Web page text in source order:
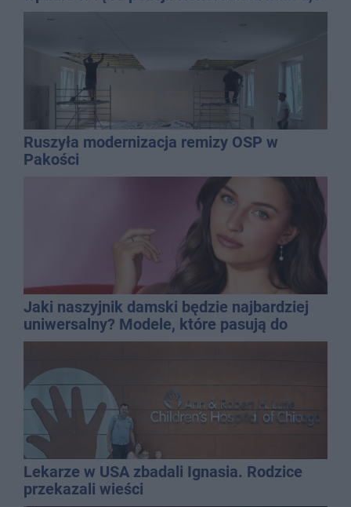
promila
Ruszyła modernizacja remizy OSP w
Pakości
Jaki naszyjnik damski będzie najbardziej
uniwersalny? Modele, które pasują do
wielu stylizacji
Lekarze w USA zbadali Ignasia. Rodzice
przekazali wieści